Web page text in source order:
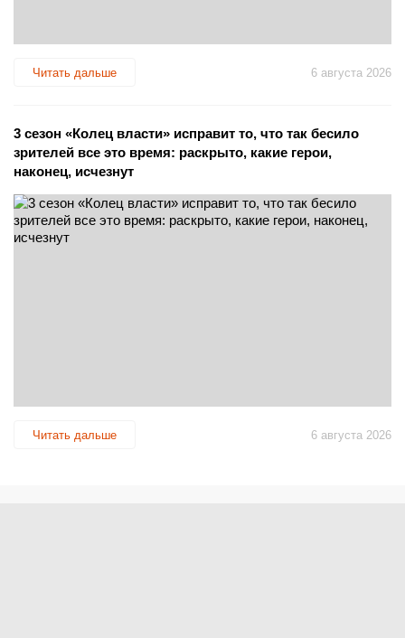
Читать дальше 6 августа 2026
3 сезон «Колец власти» исправит то, что так бесило
зрителей все это время: раскрыто, какие герои,
наконец, исчезнут
Читать дальше 6 августа 2026